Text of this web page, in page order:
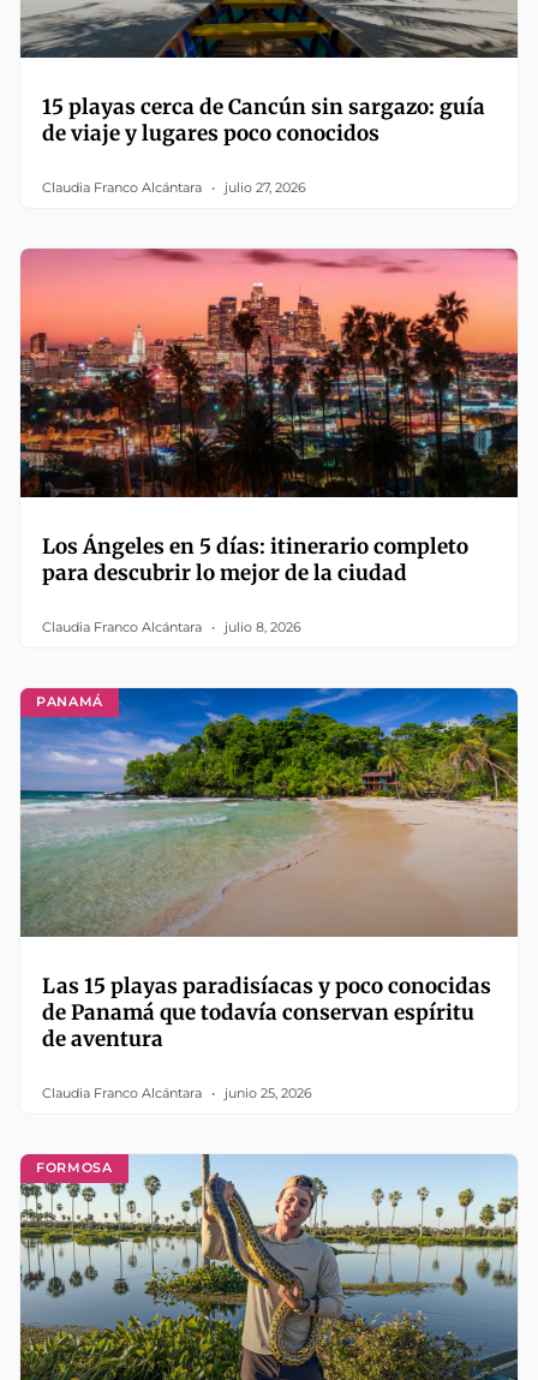
15 playas cerca de Cancún sin sargazo: guía
de viaje y lugares poco conocidos
Claudia Franco Alcántara julio 27, 2026
Los Ángeles en 5 días: itinerario completo
para descubrir lo mejor de la ciudad
Claudia Franco Alcántara julio 8, 2026
PANAMÁ
Las 15 playas paradisíacas y poco conocidas
de Panamá que todavía conservan espíritu
de aventura
Claudia Franco Alcántara junio 25, 2026
FORMOSA